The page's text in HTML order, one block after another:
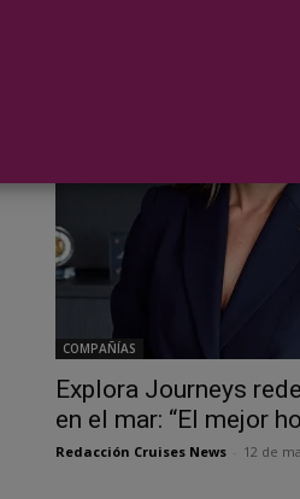
COMPAÑÍAS
Explora Journeys
en el mar: “El mejor
Redacción Cruises News 12 de